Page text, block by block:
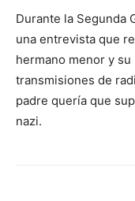
Durante la Segunda
una entrevista que
hermano menor y
transmisiones de
padre quería que
nazi.